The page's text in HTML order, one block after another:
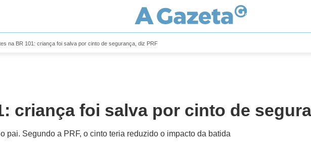
na BR 101: criança foi salva por cinto de segurança, diz PRF
criança foi salva por cinto de
pai. Segundo a PRF, o cinto teria reduzido o impacto da batida